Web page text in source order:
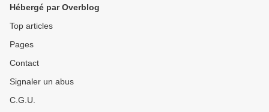
Hébergé par Overblog
Top articles
Pages
Contact
Signaler un abus
C.G.U.